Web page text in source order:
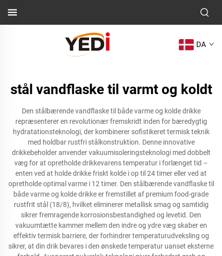
DA
stål vandflaske til varmt og koldt
Den stålbærende vandflaske til både varme og kolde drikke
repræsenterer en revolutionær fremskridt inden for bæredygtig
hydratationsteknologi, der kombinerer sofistikeret termisk teknik
med holdbar rustfri stålkonstruktion. Denne innovative
drikkebeholder anvender vakuumisoleringsteknologi med dobbelt
væg for at opretholde drikkevarens temperatur i forlænget tid –
enten ved at holde drikke friskt kolde i op til 24 timer eller ved at
opretholde optimal varme i 12 timer. Den stålbærende vandflaske til
både varme og kolde drikke er fremstillet af premium food-grade
rustfrit stål (18/8), hvilket eliminerer metallisk smag og samtidig
sikrer fremragende korrosionsbestandighed og levetid. Den
vakuumtætte kammer mellem den indre og ydre væg skaber en
effektiv termisk barriere, der forhindrer temperaturudveksling og
sikrer, at din drik bevares i den ønskede temperatur uanset eksterne